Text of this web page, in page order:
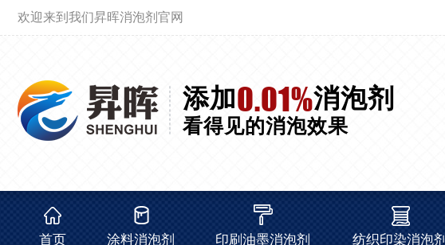
欢迎来到我们昇晖消泡剂官网
添加0.01%消泡剂
看得见的消泡效果
首页 涂料消泡剂 印刷油墨消泡剂 纺织印染消泡剂